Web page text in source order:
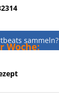
sammeln?
Woche: